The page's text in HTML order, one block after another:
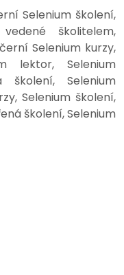
Selenium školení,
školitelem,
Selenium kurzy,
lektor, Selenium
školení, Selenium
Selenium školení,
školení, Selenium